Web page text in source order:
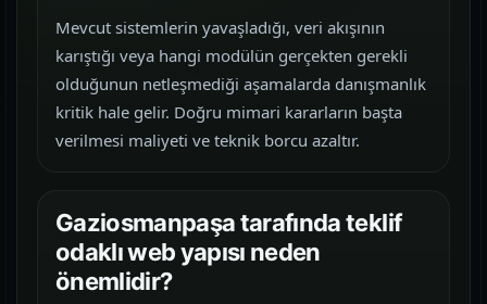
Mevcut sistemlerin yavaşladığı, veri akışının
karıştığı veya hangi modülün gerçekten gerekli
olduğunun netleşmediği aşamalarda danışmanlık
kritik hale gelir. Doğru mimari kararların başta
verilmesi maliyeti ve teknik borcu azaltır.
Gaziosmanpaşa tarafında teklif
odaklı web yapısı neden
önemlidir?